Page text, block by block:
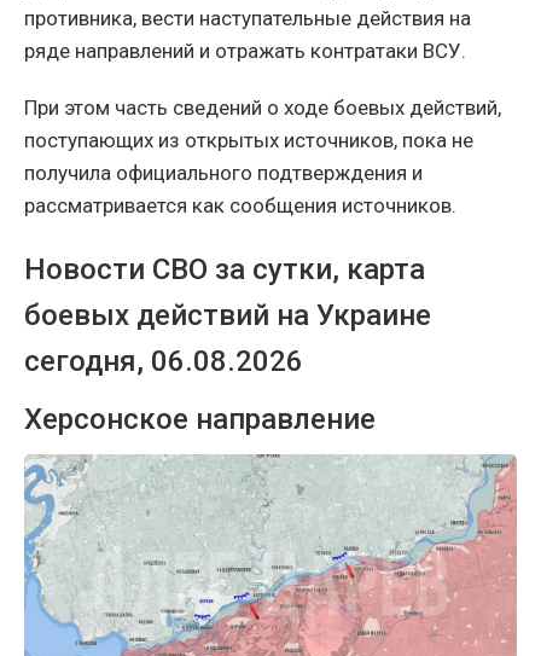
противника, вести наступательные действия на
ряде направлений и отражать контратаки ВСУ.
При этом часть сведений о ходе боевых действий,
поступающих из открытых источников, пока не
получила официального подтверждения и
рассматривается как сообщения источников.
Новости СВО за сутки, карта
боевых действий на Украине
сегодня, 06.08.2026
Херсонское направление